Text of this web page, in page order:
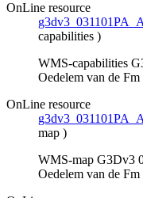
OnLine resource
capabilities )
WMS-capabilities
Oedelem van de
OnLine resource
map )
WMS-map G3Dv3
Oedelem van de